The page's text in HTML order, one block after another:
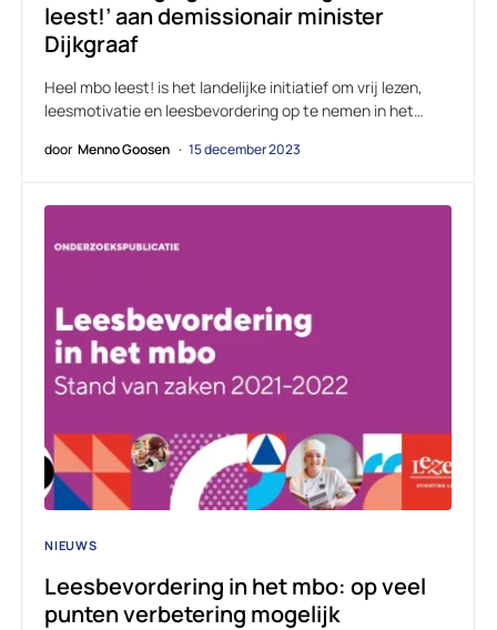
leest!’ aan demissionair minister
Dijkgraaf
Heel mbo leest! is het landelijke initiatief om vrij lezen,
leesmotivatie en leesbevordering op te nemen in het…
door Menno Goosen 15 december 2023
NIEUWS
Leesbevordering in het mbo: op veel
punten verbetering mogelijk